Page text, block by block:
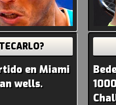
en Miami
wells.